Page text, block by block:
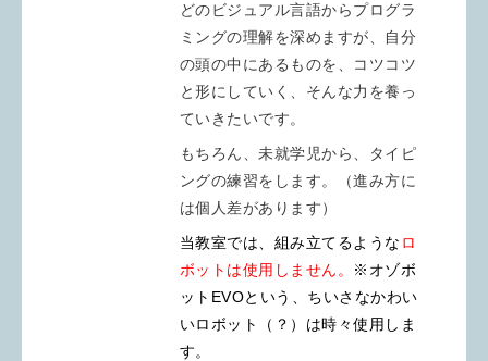
どのビジュアル言語からプログラ
ミングの理解を深めますが、自分
の頭の中にあるものを、コツコツ
と形にしていく、そんな力を養っ
ていきたいです。
もちろん、未就学児から、タイピ
ングの練習をします。（進み方に
は個人差があります）
当教室では、組み立てるような ロ
ボットは使用しません。
※ オゾボ
ットEVOという、ちいさなかわい
いロボット（？）は時々使用しま
す。